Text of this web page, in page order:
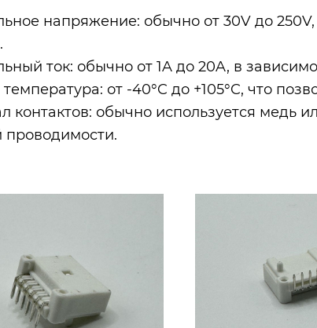
напряжение: обычно от 30V до
ток: обычно от 1A до 20A, в
от -40°C до +105°C, что
контактов: обычно используется медь